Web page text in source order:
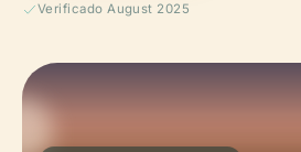
Verificado August 2025